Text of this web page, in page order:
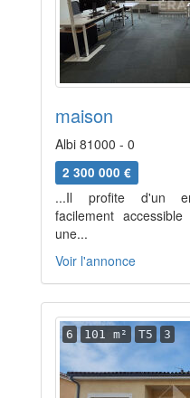
maison
Albi 81000 - 0
2 300 000 €
...Il profite d'un
facilement
une...
Voir l'annonce
6 101 m² T5 3